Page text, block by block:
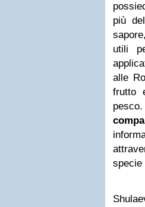
più
utili
alle
frutto
specie